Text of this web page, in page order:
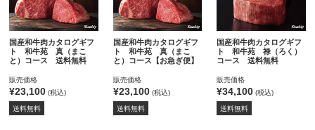
国産和牛肉カタログギフ
ト 和牛苑 真（まこ
と）コース 送料無料
販売価格
¥23,100 (税込)
送料無料
国産和牛肉カタログギフ
ト 和牛苑 真（まこ
と）コース【お急ぎ便】
販売価格
¥23,100(税込)
送料無料
国産和牛肉カタログギフ
ト 和牛苑 禄（ろく）
コース 送料無料
販売価格
¥34,100 (税込)
送料無料